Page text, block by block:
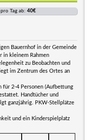
Tag ab: 40€
Bauernhof in der Gemeinde
in kleinem Rahmen
zu Beobachten und
im Zentrum des Ortes an
für 2-4 Personen (Aufbettung
Handtücher und
ganzjährig. PKW-Stellplätze
und ein Kinderspielplatz